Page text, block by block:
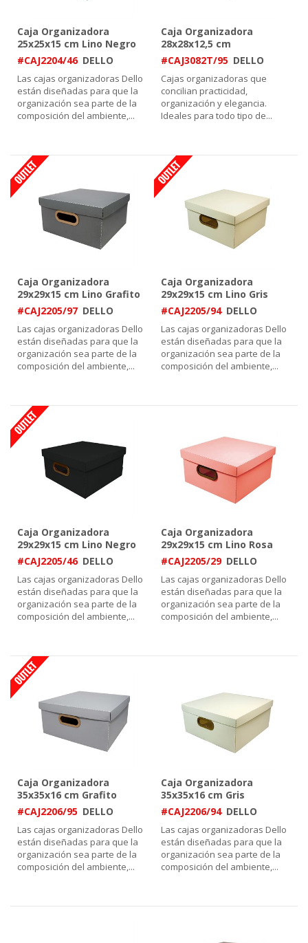
Caja Organizadora
25x25x15 cm Lino Negro
#CAJ2204/46 DELLO
Las cajas organizadoras Dello
están diseñadas para que la
organización sea parte de la
composición del ambiente,...
Caja Organizadora
28x28x12,5 cm
Cristal/Grafito
#CAJ3082T/95 DELLO
Cajas organizadoras que
concilian practicidad,
organización y elegancia.
Ideales para todo tipo de...
Caja Organizadora
29x29x15 cm Lino Grafito
Oscuro
#CAJ2205/97 DELLO
Las cajas organizadoras Dello
están diseñadas para que la
organización sea parte de la
composición del ambiente,...
Caja Organizadora
29x29x15 cm Lino Gris
#CAJ2205/94 DELLO
Las cajas organizadoras Dello
están diseñadas para que la
organización sea parte de la
composición del ambiente,...
Caja Organizadora
29x29x15 cm Lino Negro
#CAJ2205/46 DELLO
Las cajas organizadoras Dello
están diseñadas para que la
organización sea parte de la
composición del ambiente,...
Caja Organizadora
29x29x15 cm Lino Rosa
Coral
#CAJ2205/29 DELLO
Las cajas organizadoras Dello
están diseñadas para que la
organización sea parte de la
composición del ambiente,...
Caja Organizadora
35x35x16 cm Grafito
#CAJ2206/95 DELLO
Las cajas organizadoras Dello
están diseñadas para que la
organización sea parte de la
composición del ambiente,...
Caja Organizadora
35x35x16 cm Gris
#CAJ2206/94 DELLO
Las cajas organizadoras Dello
están diseñadas para que la
organización sea parte de la
composición del ambiente,...